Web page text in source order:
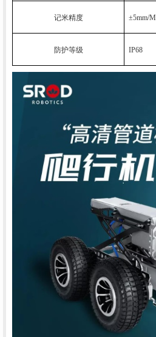
记米精度 ±5mm/M
防护等级 IP68